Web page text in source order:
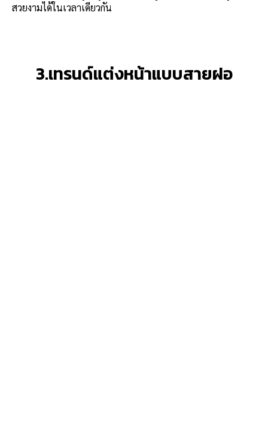
สวยงามได้ในเวลาเดียวกัน
3.เทรนด์แต่งหน้าแบบสายฝอ